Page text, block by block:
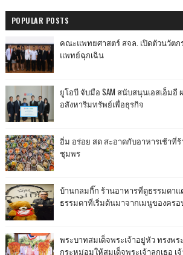
POPULAR POSTS
คณะแพทยศาสตร์ สจล. เปิดตัวนวัตกร
แพทย์ฉุกเฉิน
ยูโอบี จับมือ SAM สนับสนุนเอสเอ็มอี
อสังหาริมทรัพย์เพื่อธุรกิจ
อิ่ม อร่อย สด สะอาดกับอาหารเช้าที่
ชุมพร
บ้านกลมกิ๊ก ร้านอาหารที่ดูธรรมดา
ธรรมดาที่เริ่มต้นมาจากเมนูของคร
พระบาทสมเด็จพระเจ้าอยู่หัว ทรงพ
กระหม่อมให้สมเด็จพระเจ้าลูกเธอ